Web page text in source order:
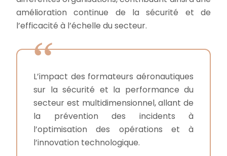
amélioration continue de la sécurité et de
l’efficacité à l’échelle du secteur.
L’impact des formateurs aéronautiques
sur la sécurité et la performance du
secteur est multidimensionnel, allant de
la prévention des incidents à
l’optimisation des opérations et à
l’innovation technologique.